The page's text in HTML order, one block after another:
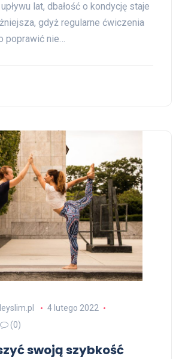
lat, dbałość o kondycję staje
gdyż regularne ćwiczenia
poprawić nie…
4 lutego 2022
(0)
swoją szybkość